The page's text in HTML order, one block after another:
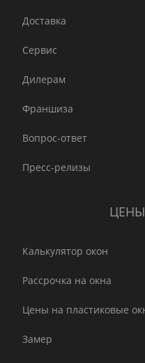
Доставка
Сервис
Дилерам
Франшиза
Вопрос-ответ
Пресс-релизы
Калькулятор окон
Рассрочка на окна
Цены на пластиковые
Замер